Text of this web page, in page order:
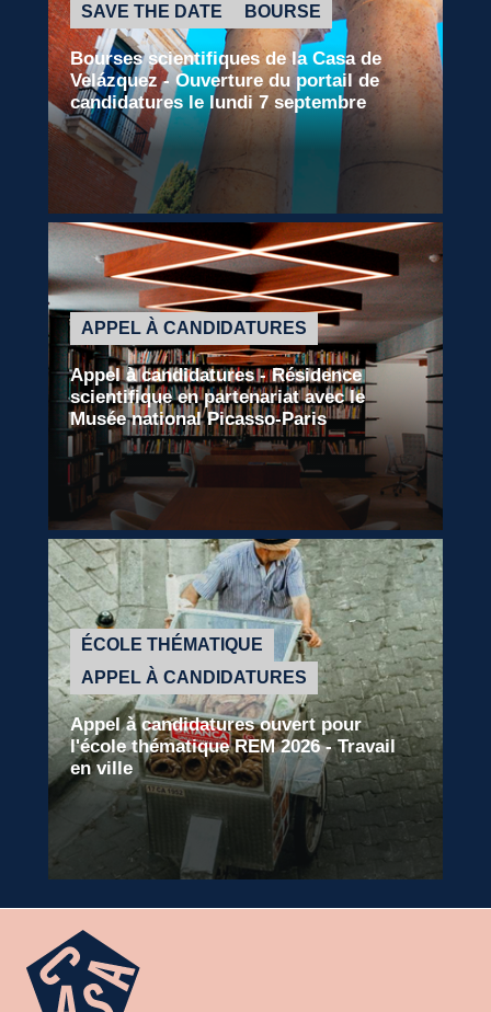
SAVE THE DATE BOURSE
Bourses scientifiques de la Casa de
Velázquez - Ouverture du portail de
candidatures le lundi 7 septembre
Lire la suite
APPEL À CANDIDATURES
Appel à candidatures - Résidence
scientifique en partenariat avec le
Musée national Picasso-Paris
Lire la suite
ÉCOLE THÉMATIQUE
APPEL À CANDIDATURES
Appel à candidatures ouvert pour
l'école thématique REM 2026 - Travail
en ville
Lire la suite